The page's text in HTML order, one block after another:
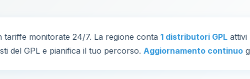
tariffe monitorate 24/7. La regione conta 1 distributori GPL attivi
del GPL e pianifica il tuo percorso. Aggiornamento continuo